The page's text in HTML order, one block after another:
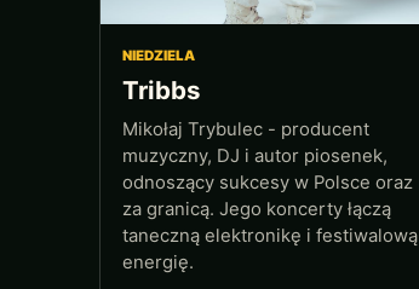
NIEDZIELA
Tribbs
Mikołaj Trybulec - producent
muzyczny, DJ i autor piosenek,
odnoszący sukcesy w Polsce oraz
za granicą. Jego koncerty łączą
taneczną elektronikę i festiwalową
energię.